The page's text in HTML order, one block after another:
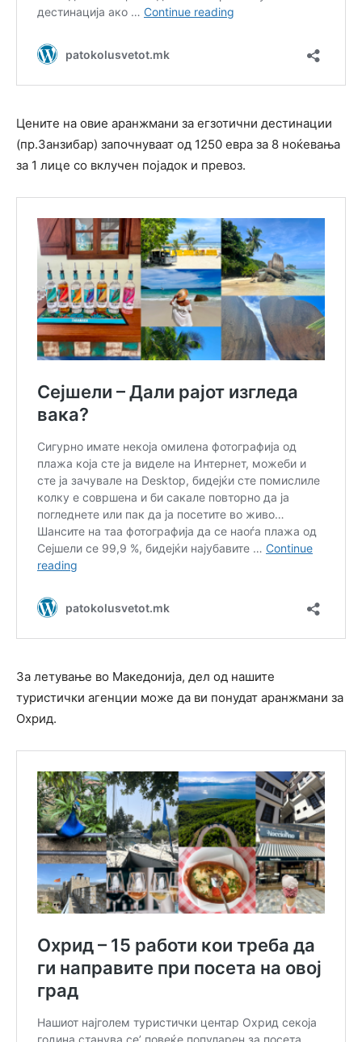
Цените на овие аранжмани за егзотични дестинации
(пр.Занзибар) започнуваат од 1250 евра за 8 ноќевања
за 1 лице со вклучен појадок и превоз.
За летување во Македонија, дел од нашите
туристички агенции може да ви понудат аранжмани за
Охрид.